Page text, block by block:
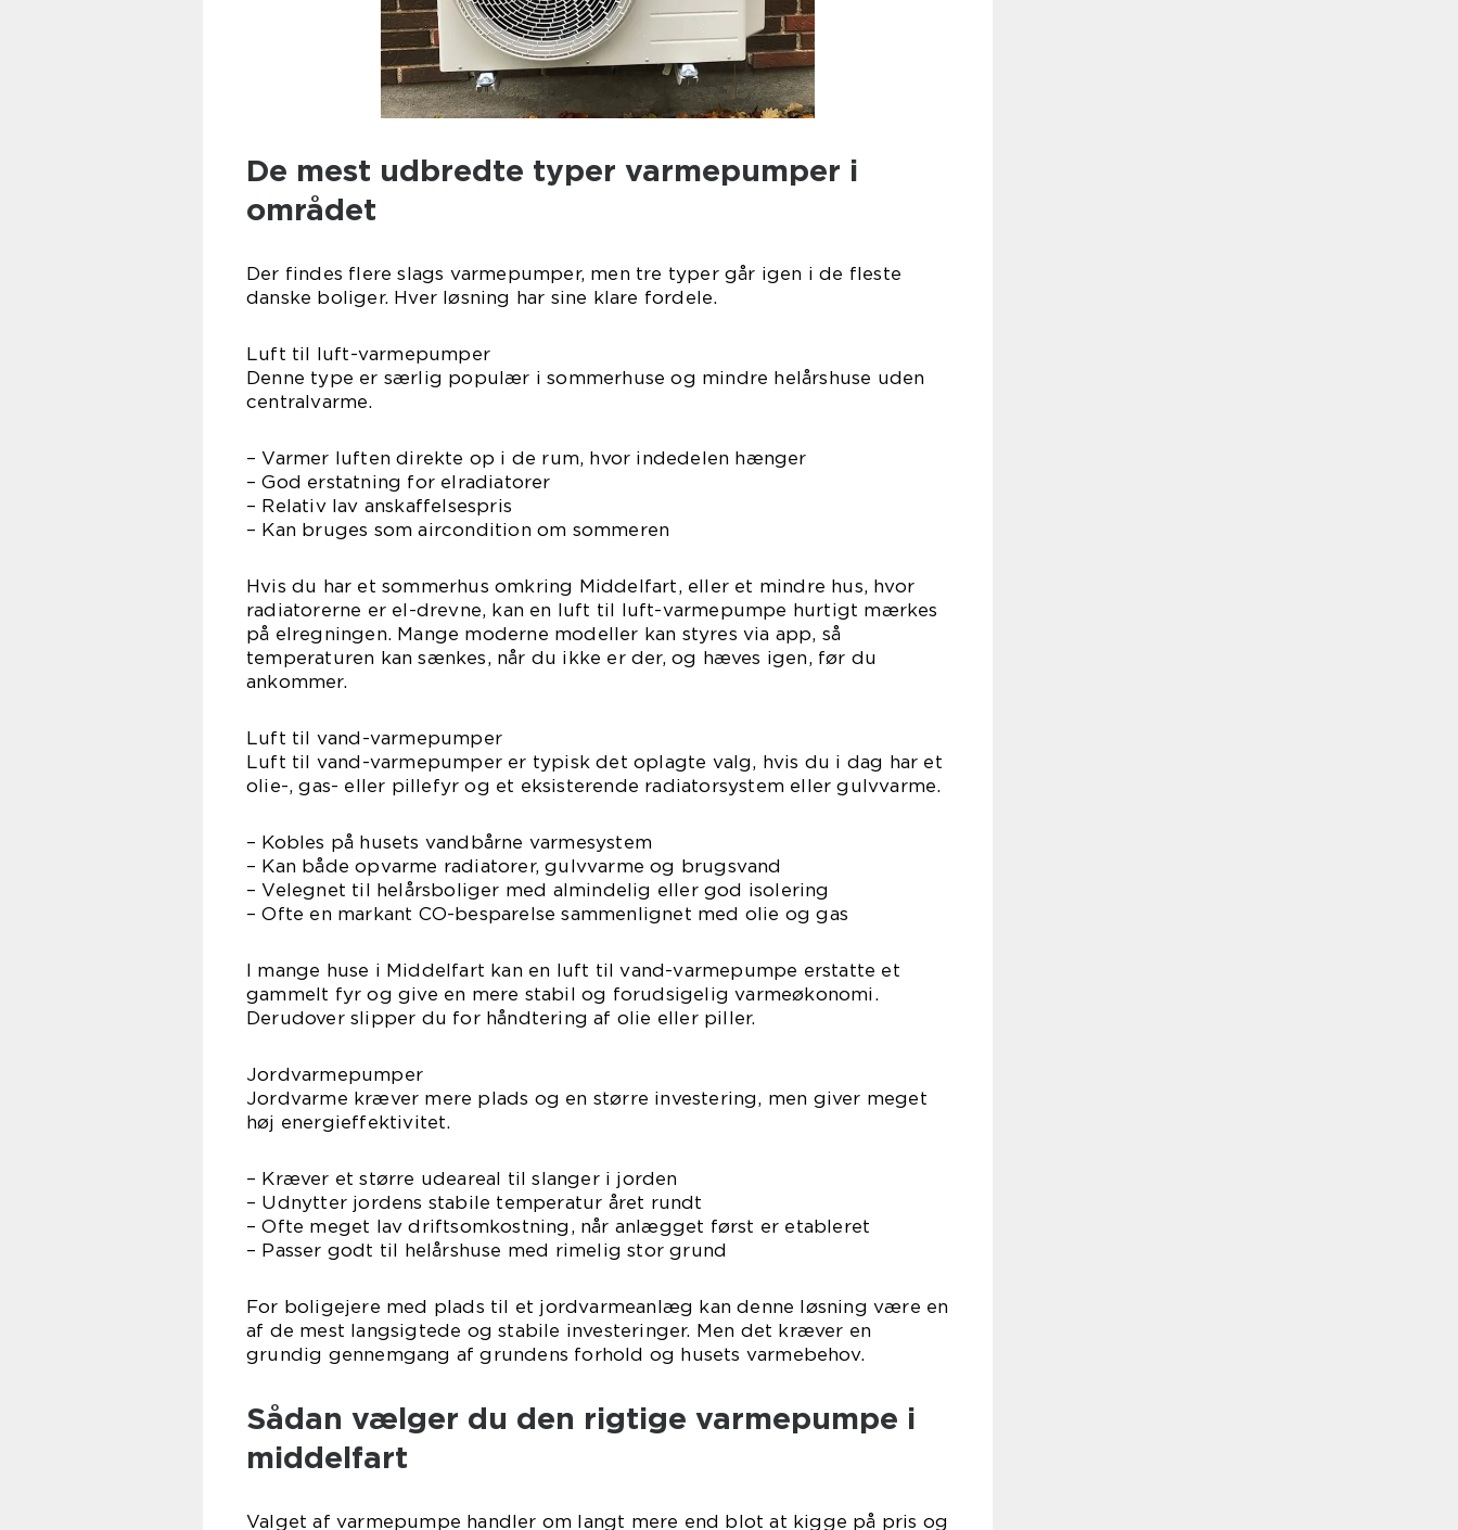
De mest udbredte typer varmepumper i
området
Der findes flere slags varmepumper, men tre typer går igen i de fleste
danske boliger. Hver løsning har sine klare fordele.
Luft til luft-varmepumper
Denne type er særlig populær i sommerhuse og mindre helårshuse uden
centralvarme.
– Varmer luften direkte op i de rum, hvor indedelen hænger
– God erstatning for elradiatorer
– Relativ lav anskaffelsespris
– Kan bruges som aircondition om sommeren
Hvis du har et sommerhus omkring Middelfart, eller et mindre hus, hvor
radiatorerne er el-drevne, kan en luft til luft-varmepumpe hurtigt mærkes
på elregningen. Mange moderne modeller kan styres via app, så
temperaturen kan sænkes, når du ikke er der, og hæves igen, før du
ankommer.
Luft til vand-varmepumper
Luft til vand-varmepumper er typisk det oplagte valg, hvis du i dag har et
olie-, gas- eller pillefyr og et eksisterende radiatorsystem eller gulvvarme.
– Kobles på husets vandbårne varmesystem
– Kan både opvarme radiatorer, gulvvarme og brugsvand
– Velegnet til helårsboliger med almindelig eller god isolering
– Ofte en markant CO-besparelse sammenlignet med olie og gas
I mange huse i Middelfart kan en luft til vand-varmepumpe erstatte et
gammelt fyr og give en mere stabil og forudsigelig varmeøkonomi.
Derudover slipper du for håndtering af olie eller piller.
Jordvarmepumper
Jordvarme kræver mere plads og en større investering, men giver meget
høj energieffektivitet.
– Kræver et større udeareal til slanger i jorden
– Udnytter jordens stabile temperatur året rundt
– Ofte meget lav driftsomkostning, når anlægget først er etableret
– Passer godt til helårshuse med rimelig stor grund
For boligejere med plads til et jordvarmeanlæg kan denne løsning være en
af de mest langsigtede og stabile investeringer. Men det kræver en
grundig gennemgang af grundens forhold og husets varmebehov.
Sådan vælger du den rigtige varmepumpe i
middelfart
Valget af varmepumpe handler om langt mere end blot at kigge på pris og